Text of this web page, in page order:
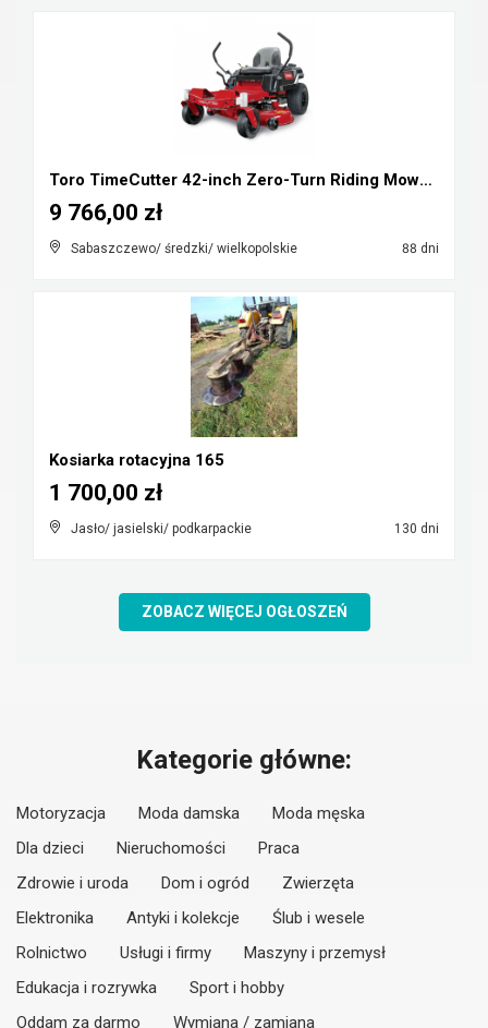
Toro TimeCutter 42-inch Zero-Turn Riding Mower - 2...
Sabaszczewo/ średzki/ wielkopolskie 88 dni
9 766,00 zł
Kosiarka rotacyjna 165
Jasło/ jasielski/ podkarpackie 130 dni
1 700,00 zł
ZOBACZ WIĘCEJ OGŁOSZEŃ
Kategorie główne:
Motoryzacja Moda damska
Moda męska
Dla dzieci
Nieruchomości
Praca
Zdrowie i uroda
Dom i ogród
Zwierzęta
Elektronika
Antyki i kolekcje
Ślub i wesele
Rolnictwo
Usługi i firmy
Maszyny i przemysł
Edukacja i rozrywka
Sport i hobby
Oddam za darmo
Wymiana / zamiana